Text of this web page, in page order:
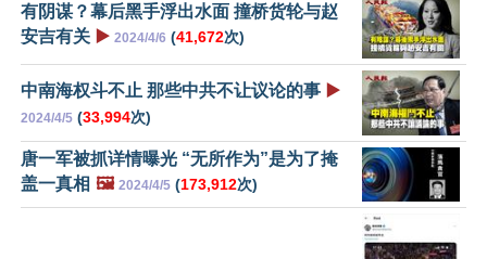
有阴谋？幕后黑手浮出水面 撞桥货轮与赵
安吉有关 ▶️ 2024/4/6 (41,672次)
中南海权斗不止 那些中共不让议论的事 ▶️
2024/4/5 (33,994次)
唐一军被抓详情曝光 “无所作为”是为了掩
盖一真相 🖼️ 2024/4/5 (173,912次)